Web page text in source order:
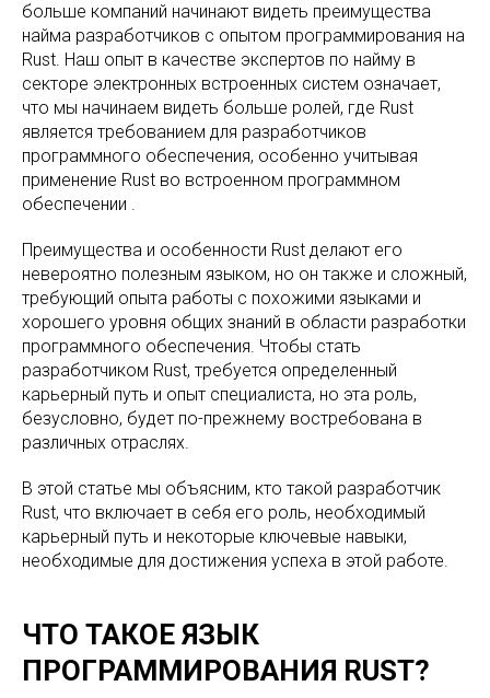
больше компаний начинают видеть преимущества
найма разработчиков с опытом программирования на
Rust. Наш опыт в качестве экспертов по найму в
секторе электронных встроенных систем означает,
что мы начинаем видеть больше ролей, где Rust
является требованием для разработчиков
программного обеспечения, особенно учитывая
применение Rust во встроенном программном
обеспечении .
Преимущества и особенности Rust делают его
невероятно полезным языком, но он также и сложный,
требующий опыта работы с похожими языками и
хорошего уровня общих знаний в области разработки
программного обеспечения. Чтобы стать
разработчиком Rust, требуется определенный
карьерный путь и опыт специалиста, но эта роль,
безусловно, будет по-прежнему востребована в
различных отраслях.
В этой статье мы объясним, кто такой разработчик
Rust, что включает в себя его роль, необходимый
карьерный путь и некоторые ключевые навыки,
необходимые для достижения успеха в этой работе.
ЧТО ТАКОЕ ЯЗЫК
ПРОГРАММИРОВАНИЯ RUST?